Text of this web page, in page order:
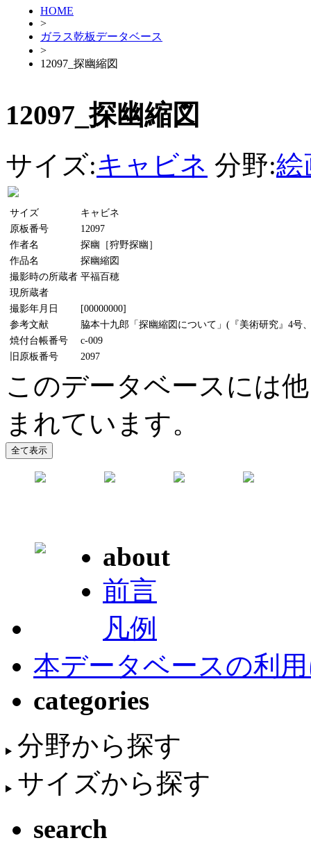
HOME
>
ガラス乾板データベース
>
12097_探幽縮図
12097_探幽縮図
サイズ:キャビネ 分野:絵
サイズ
キャビネ
原板番号
12097
作者名
探幽［狩野探幽］
作品名
探幽縮図
撮影時の所蔵者 平福百穂
現所蔵者
撮影年月日
[00000000]
参考文献
脇本十九郎「探幽縮図について」(『美術研究』4号
焼付台帳番号
c-009
旧原板番号
2097
このデータベースには
まれています。
about
前言
凡例
本データベースの利
categories
分野から探す
サイズから探す
search